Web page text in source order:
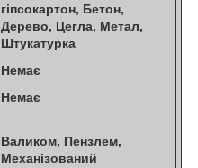
гіпсокартон, Бетон,
Дерево, Цегла, Метал,
Штукатурка
Немає
Немає
Валиком, Пензлем,
Механізований